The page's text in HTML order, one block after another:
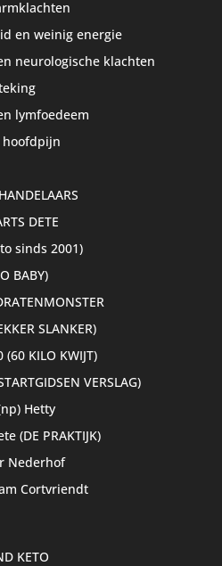
en weinig energie
neurologische klachten
lymfoedeem
DETE
sinds 2001)
BABY)
SLANKER)
(60 KILO KWIJT)
VERSLAG)
Hetty
(DE PRAKTIJK)
Nederhof
Cortvriendt
KETO